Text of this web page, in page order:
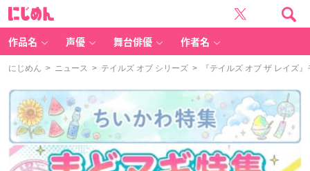
作品名 声優 舞台俳優 作者名
にじめん > ニュース > テイルズ オブ シリーズ > 『テイルズ オブ ザ レイズ